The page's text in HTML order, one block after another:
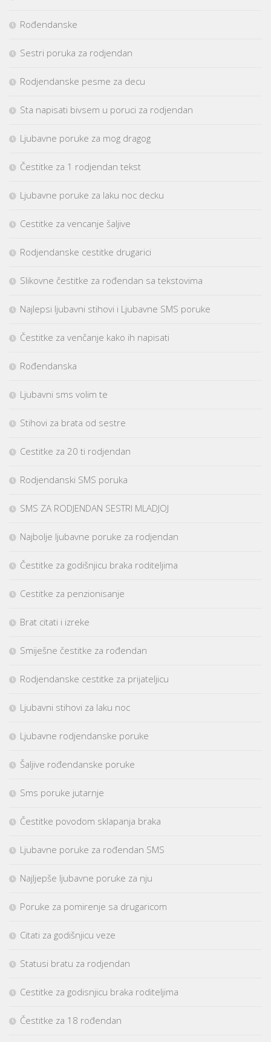
Rođendanske
Sestri poruka za rodjendan
Rodjendanske pesme za decu
Sta napisati bivsem u poruci za rodjendan
Ljubavne poruke za mog dragog
Čestitke za 1 rodjendan tekst
Ljubavne poruke za laku noc decku
Cestitke za vencanje šaljive
Rodjendanske cestitke drugarici
Slikovne čestitke za rođendan sa tekstovima
Najlepsi ljubavni stihovi i Ljubavne SMS poruke
Čestitke za venčanje kako ih napisati
Rođendanska
Ljubavni sms volim te
Stihovi za brata od sestre
Cestitke za 20 ti rodjendan
Rodjendanski SMS poruka
SMS ZA RODJENDAN SESTRI MLADJOJ
Najbolje ljubavne poruke za rodjendan
Čestitke za godišnjicu braka roditeljima
Cestitke za penzionisanje
Brat citati i izreke
Smiješne čestitke za rođendan
Rodjendanske cestitke za prijateljicu
Ljubavni stihovi za laku noc
Ljubavne rodjendanske poruke
Šaljive rođendanske poruke
Sms poruke jutarnje
Čestitke povodom sklapanja braka
Ljubavne poruke za rođendan SMS
Najljepše ljubavne poruke za nju
Poruke za pomirenje sa drugaricom
Citati za godišnjicu veze
Statusi bratu za rodjendan
Cestitke za godisnjicu braka roditeljima
Čestitke za 18 rođendan